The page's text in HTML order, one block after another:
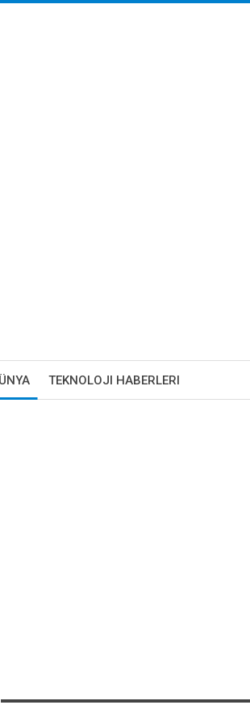
TEKNOLOJI HABERLERI